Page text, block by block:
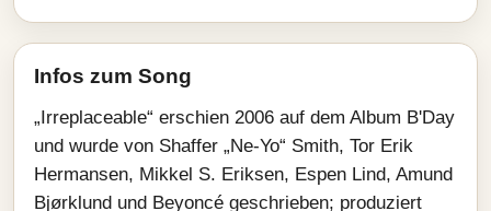
Infos zum Song
„Irreplaceable“ erschien 2006 auf dem Album B'Day
und wurde von Shaffer „Ne‑Yo“ Smith, Tor Erik
Hermansen, Mikkel S. Eriksen, Espen Lind, Amund
Bjørklund und Beyoncé geschrieben; produziert